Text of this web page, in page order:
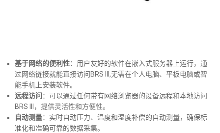
基于网络的便利性：用户友好的软件在嵌入式服务器上运行，通
过网络链接就能直接访问BRS III,无需在个人电脑、平板电脑或智
能手机上安装软件。
远程访问 ：可以通过任何带有网络浏览器的设备远程和本地访问
BRS III，提供灵活性和方便性。
自动测量：实时自动压力、温度和湿度补偿的自动测量，确保标
准化和准确可靠的数据采集。